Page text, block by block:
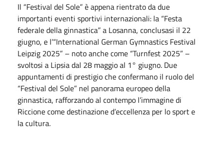
Il “Festival del Sole” è appena rientrato da due
importanti eventi sportivi internazionali: la “Festa
federale della ginnastica” a Losanna, conclusasi il 22
giugno, e l’“International German Gymnastics Festival
Leipzig 2025” – noto anche come “Turnfest 2025” –
svoltosi a Lipsia dal 28 maggio al 1° giugno. Due
appuntamenti di prestigio che confermano il ruolo del
“Festival del Sole” nel panorama europeo della
ginnastica, rafforzando al contempo l’immagine di
Riccione come destinazione d’eccellenza per lo sport e
la cultura.